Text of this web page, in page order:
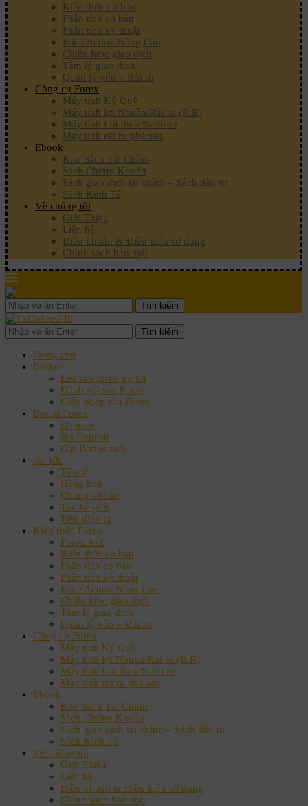
Kiến thức cơ bản
Phân tích cơ bản
Phân tích kỹ thuật
Price Action Nâng Cao
Chiến lược giao dịch
Tâm lý giao dịch
Quản lý vốn – Rủi ro
Công cụ Forex
Máy tính Ký Quỹ
Máy tính lợi Nhuận/Rủi ro (R:R)
Máy tính Lot theo % rủi ro
Máy tính rủi ro phá sản
Ebook
Kho Sách Tài Chính
Sách Chứng Khoán
Sách giao dịch tài chính – Sách đầu tư
Sách Kinh Tế
Về chúng tôi
Giới Thiệu
Liên hệ
Điều khoản & Điều kiện sử dụng
Chính sách bảo mật
Tìm kiếm
Tìm kiếm
Trang chủ
Broker
List sàn forex uy tín
Đánh giá sàn Forex
Giấy phép sàn Forex
Bonus Forex
Deposit
No Deposit
Gửi Bonus mới
Tin tức
Tiền tệ
Hàng hoá
Chứng khoán
Tin thế giới
Tiền điện tử
Kiến thức Forex
Forex A-Z
Kiến thức cơ bản
Phân tích cơ bản
Phân tích kỹ thuật
Price Action Nâng Cao
Chiến lược giao dịch
Tâm lý giao dịch
Quản lý vốn – Rủi ro
Công cụ Forex
Máy tính Ký Quỹ
Máy tính lợi Nhuận/Rủi ro (R:R)
Máy tính Lot theo % rủi ro
Máy tính rủi ro phá sản
Ebook
Kho Sách Tài Chính
Sách Chứng Khoán
Sách giao dịch tài chính – Sách đầu tư
Sách Kinh Tế
Về chúng tôi
Giới Thiệu
Liên hệ
Điều khoản & Điều kiện sử dụng
Chính sách bảo mật